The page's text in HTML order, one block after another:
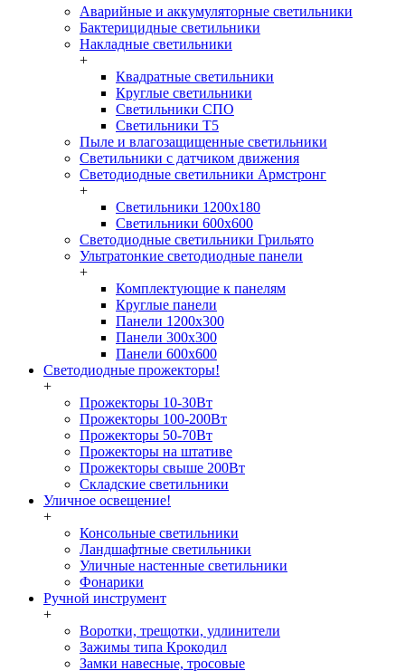
Аварийные и аккумуляторные светильники
Бактерицидные светильники
Накладные светильники
+
Квадратные светильники
Круглые светильники
Светильники СПО
Светильники Т5
Пыле и влагозащищенные светильники
Светильники с датчиком движения
Светодиодные светильники Армстронг
+
Светильники 1200х180
Светильники 600х600
Светодиодные светильники Грильято
Ультратонкие светодиодные панели
+
Комплектующие к панелям
Круглые панели
Панели 1200х300
Панели 300х300
Панели 600х600
Светодиодные прожекторы!
+
Прожекторы 10-30Вт
Прожекторы 100-200Вт
Прожекторы 50-70Вт
Прожекторы на штативе
Прожекторы свыше 200Вт
Складские светильники
Уличное освещение!
+
Консольные светильники
Ландшафтные светильники
Уличные настенные светильники
Фонарики
Ручной инструмент
+
Воротки, трещотки, удлинители
Зажимы типа Крокодил
Замки навесные, тросовые